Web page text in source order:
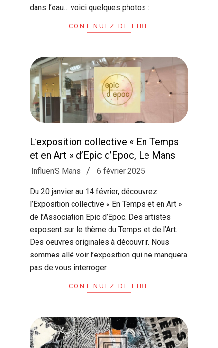
dans l’eau… voici quelques photos :
CONTINUEZ DE LIRE
L’exposition collective « En Temps
et en Art » d’Epic d’Epoc, Le Mans
2025-
06
Influen'S Mans 6 février 2025
Du 20 janvier au 14 février, découvrez
l’Exposition collective « En Temps et en Art »
de l’Association Epic d’Epoc. Des artistes
exposent sur le thème du Temps et de l’Art.
Des oeuvres originales à découvrir. Nous
sommes allé voir l’exposition qui ne manquera
pas de vous interroger.
CONTINUEZ DE LIRE